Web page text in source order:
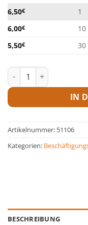
6,50€ 1
6,00€ 10
5,50€ 30
Beißkugel BIO Line
IN
Artikelnummer: 51106
Kategorien:
BESCHREIBUNG